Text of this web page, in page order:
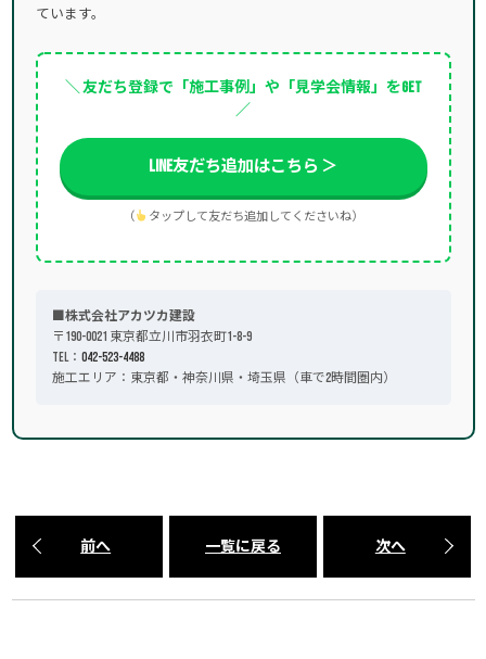
ています。
＼ 友だち登録で「施工事例」や「見学会情報」をGET
／
LINE友だち追加はこちら ＞
（ タップして友だち追加してくださいね）
■株式会社アカツカ建設
〒190-0021 東京都立川市羽衣町1-8-9
TEL： 042-523-4488
施工エリア：東京都・神奈川県・埼玉県（車で2時間圏内）
前へ 一覧に戻る 次へ